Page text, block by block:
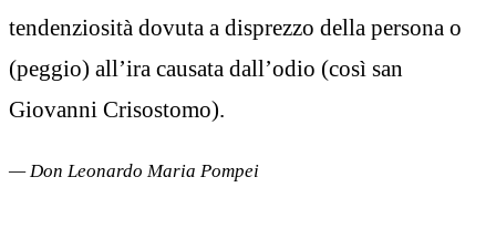
tendenziosità dovuta a disprezzo della persona o
(peggio) all’ira causata dall’odio (così san
Giovanni Crisostomo).
— Don Leonardo Maria Pompei